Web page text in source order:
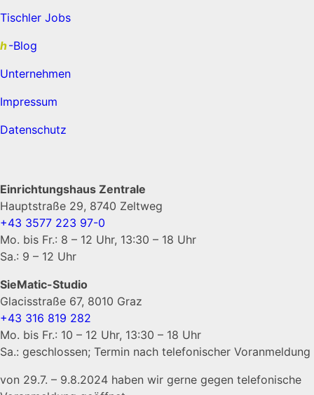
Tischler Jobs
h-Blog
Unternehmen
Impressum
Datenschutz
Einrichtungshaus Zentrale
Hauptstraße 29, 8740 Zeltweg
+43 3577 223 97-0
Mo. bis Fr.: 8 – 12 Uhr, 13:30 – 18 Uhr
Sa.: 9 – 12 Uhr
SieMatic-Studio
Glacisstraße 67, 8010 Graz
+43 316 819 282
Mo. bis Fr.: 10 – 12 Uhr, 13:30 – 18 Uhr
Sa.: geschlossen; Termin nach telefonischer Voranmeldung
von 29.7. – 9.8.2024 haben wir gerne gegen telefonische